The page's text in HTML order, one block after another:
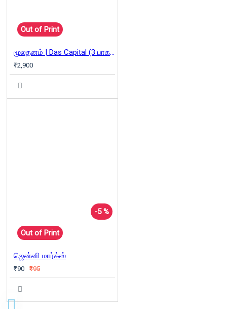
Out of Print
மூலதனம் | Das Capital (3 பாகங்கள்)
₹2,900
-5 %
Out of Print
ஜென்னி மார்க்ஸ்
₹90 ₹95